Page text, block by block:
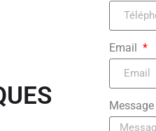
Email
Message